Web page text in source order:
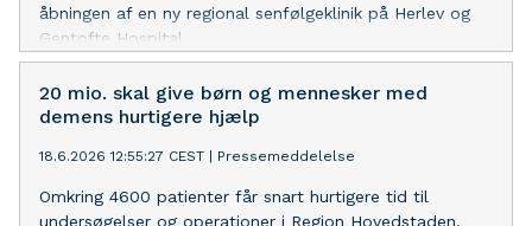
åbningen af en ny regional senfølgeklinik på Herlev og
Gentofte Hospital.
20 mio. skal give børn og mennesker med
demens hurtigere hjælp
18.6.2026 12:55:27 CEST Pressemeddelelse
​Omkring 4600 patienter får snart hurtigere tid til
undersøgelser og operationer i Region Hovedstaden.